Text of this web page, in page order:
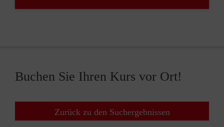
Buchen Sie Ihren Kurs vor Ort!
Zurück zu den Suchergebnissen